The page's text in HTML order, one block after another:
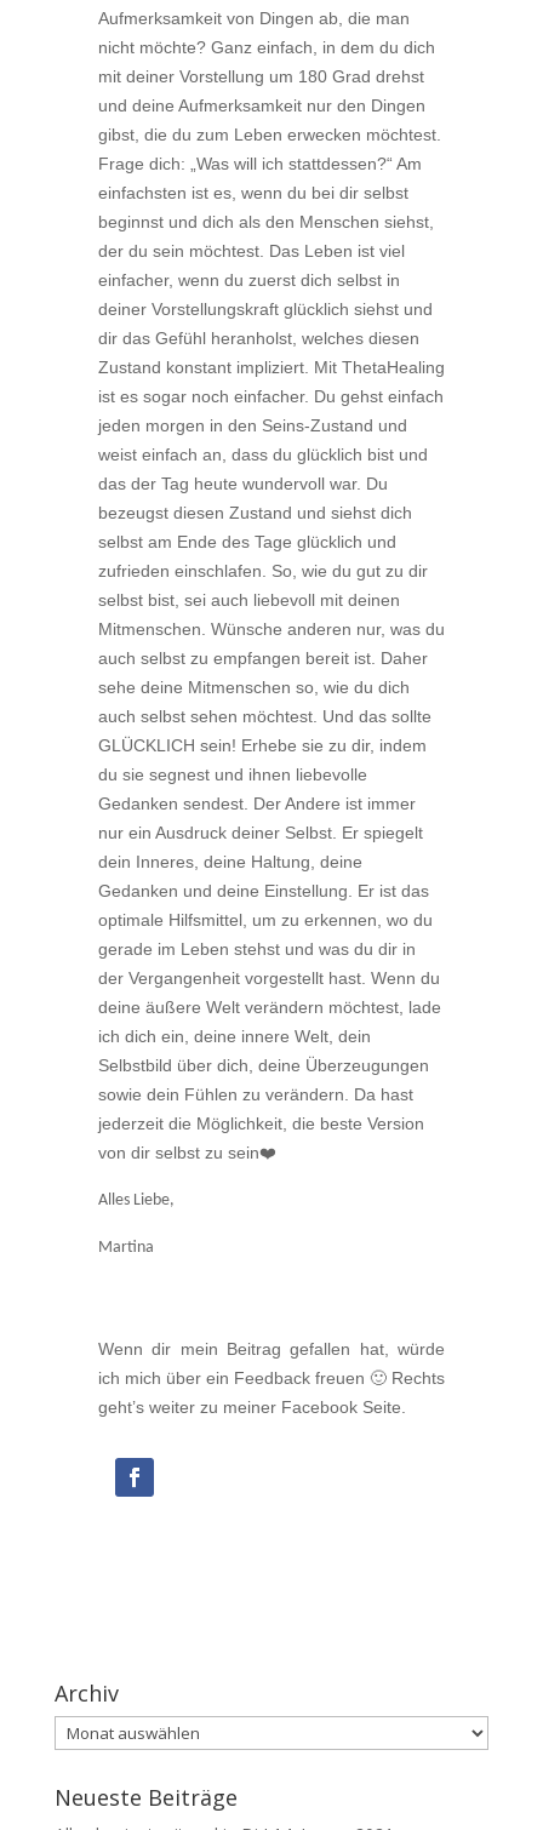
Aufmerksamkeit von Dingen ab, die man
nicht möchte? Ganz einfach, in dem du dich
mit deiner Vorstellung um 180 Grad drehst
und deine Aufmerksamkeit nur den Dingen
gibst, die du zum Leben erwecken möchtest.
Frage dich: „Was will ich stattdessen?“ Am
einfachsten ist es, wenn du bei dir selbst
beginnst und dich als den Menschen siehst,
der du sein möchtest. Das Leben ist viel
einfacher, wenn du zuerst dich selbst in
deiner Vorstellungskraft glücklich siehst und
dir das Gefühl heranholst, welches diesen
Zustand konstant impliziert. Mit ThetaHealing
ist es sogar noch einfacher. Du gehst einfach
jeden morgen in den Seins-Zustand und
weist einfach an, dass du glücklich bist und
das der Tag heute wundervoll war. Du
bezeugst diesen Zustand und siehst dich
selbst am Ende des Tage glücklich und
zufrieden einschlafen. So, wie du gut zu dir
selbst bist, sei auch liebevoll mit deinen
Mitmenschen. Wünsche anderen nur, was du
auch selbst zu empfangen bereit ist. Daher
sehe deine Mitmenschen so, wie du dich
auch selbst sehen möchtest. Und das sollte
GLÜCKLICH sein! Erhebe sie zu dir, indem
du sie segnest und ihnen liebevolle
Gedanken sendest. Der Andere ist immer
nur ein Ausdruck deiner Selbst. Er spiegelt
dein Inneres, deine Haltung, deine
Gedanken und deine Einstellung. Er ist das
optimale Hilfsmittel, um zu erkennen, wo du
gerade im Leben stehst und was du dir in
der Vergangenheit vorgestellt hast. Wenn du
deine äußere Welt verändern möchtest, lade
ich dich ein, deine innere Welt, dein
Selbstbild über dich, deine Überzeugungen
sowie dein Fühlen zu verändern. Da hast
jederzeit die Möglichkeit, die beste Version
von dir selbst zu sein❤️
Alles Liebe,
Martina
Wenn dir mein Beitrag gefallen hat, würde
ich mich über ein Feedback freuen 🙂 Rechts
geht’s weiter zu meiner Facebook Seite.
Archiv
Archiv
Neueste Beiträge